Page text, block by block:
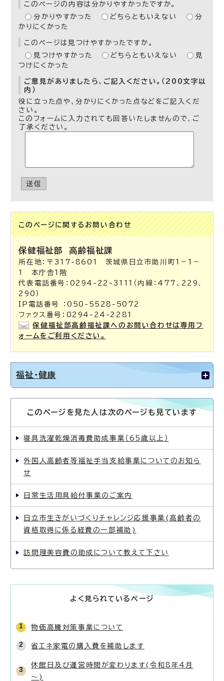
このページの内容は分かりやすかったですか。
分かりやすかった
どちらともいえない
分
かりにくかった
このページは見つけやすかったですか。
見つけやすかった
どちらともいえない
見
つけにくかった
ご意見がありましたら、ご記入ください。（200文字以
内）
役に立った点や、分かりにくかった点などをご記入くだ
さい。
このフォームに入力されても回答いたしませんので、ご
了承ください。
送信
このページに関する お問い合わせ
保健福祉部 高齢福祉課
所在地：〒317-8601 茨城県日立市助川町1－1－
1 本庁舎1階
代表電話番号：0294-22-3111（内線：477、229、
290）
IP電話番号 ：050-5528-5072
ファクス番号：0294-24-2281
保健福祉部高齢福祉課へのお問い合わせは専用フ
ォームをご利用ください。
福祉・健康
このページを見た人は次のページも見ています
寝具洗濯乾燥消毒費助成事業（65歳以上）
外国人高齢者等福祉手当支給事業についてのお知ら
せ
日常生活用具給付事業のご案内
日立市生きがいづくりチャレンジ応援事業(高齢者の
資格取得に係る経費の一部補助)
訪問理美容費の助成について教えて下さい
よく見られているページ
物価高騰対策事業について
省エネ家電の購入費を補助します
休館日及び運営時間が変わります(令和8年4月
～)